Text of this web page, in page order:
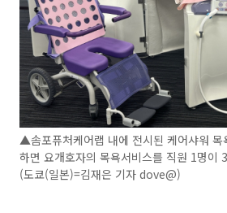
▲솜포퓨처케어랩 내에 전시된 케어샤워 목
하면 요개호자의 목욕서비스를 직원 1명이
(도쿄(일본)=김재은 기자 dove@)